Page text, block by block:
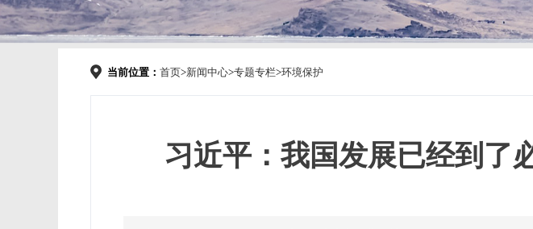
当前位置： 首页>新闻中心>专题专栏>环境保护
习近平：我国发展已经到了